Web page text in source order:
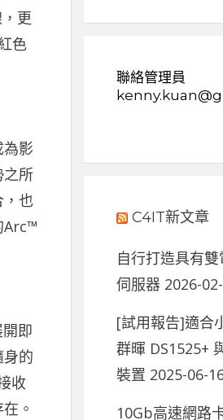
更
色
影
所
也
Arc™
即
的
收
。
聯絡管理員
C4IT新文章
自行打造具有
伺服器 2026-
[試用報告]適合
群暉 DS1525+
裝置 2025-06-
10Gb高速網路